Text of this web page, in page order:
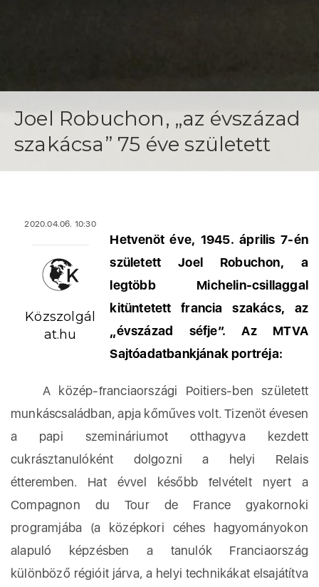
Joel Robuchon, „az évszázad
szakácsa” 75 éve született
2020.04.06. 10:30
Közszolgál
at.hu
Hetvenöt éve, 1945. április 7-én
született Joel Robuchon, a
legtöbb Michelin-csillaggal
kitüntetett francia szakács, az
„évszázad séfje”. Az MTVA
Sajtóadatbankjának portréja:
A közép-franciaországi Poitiers-ben született
munkáscsaládban, apja kőműves volt. Tizenöt évesen
a papi szemináriumot otthagyva kezdett
cukrásztanulóként dolgozni a helyi Relais
étteremben. Hat évvel később felvételt nyert a
Compagnon du Tour de France gyakornoki
programjába (a középkori céhes hagyományokon
alapuló képzésben a tanulók Franciaország
különböző régióit járva, a helyi technikákat elsajátítva